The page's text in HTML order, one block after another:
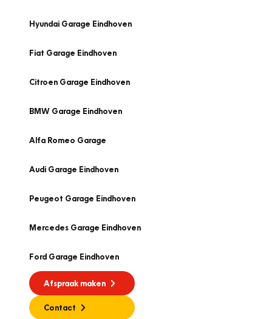
Hyundai Garage Eindhoven
Fiat Garage Eindhoven
Citroen Garage Eindhoven
BMW Garage Eindhoven
Alfa Romeo Garage
Audi Garage Eindhoven
Peugeot Garage Eindhoven
Mercedes Garage Eindhoven
Ford Garage Eindhoven
Afspraak maken
Contact